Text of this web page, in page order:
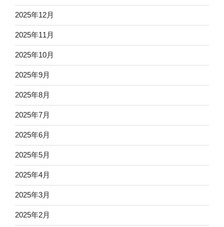
2025年12月
2025年11月
2025年10月
2025年9月
2025年8月
2025年7月
2025年6月
2025年5月
2025年4月
2025年3月
2025年2月